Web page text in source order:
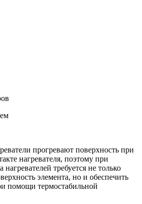
прогревают поверхность при
нагревателя, поэтому при
нагревателей требуется не только
элемента, но и обеспечить
помощи термостабильной